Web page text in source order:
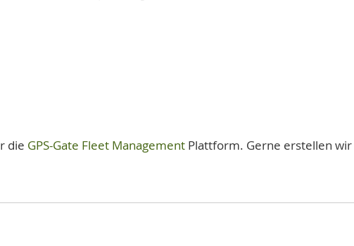
die GPS-Gate Fleet Management Plattform. Gerne erstellen